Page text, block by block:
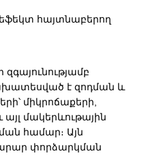
հայտնաբերող
զգայունությամբ
է զոդման և
միկրոճաքերի,
մակերևութային
համար։ Այն
փորձարկման